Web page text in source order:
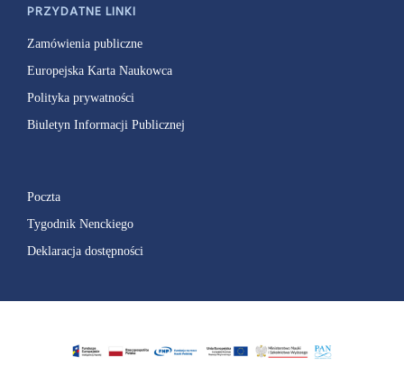
PRZYDATNE LINKI
Zamówienia publiczne
Europejska Karta Naukowca
Polityka prywatności
Biuletyn Informacji Publicznej
Poczta
Tygodnik Nenckiego
Deklaracja dostępności